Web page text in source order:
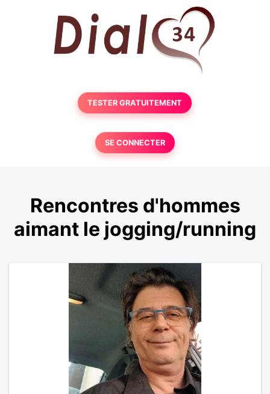
TESTER GRATUITEMENT
SE CONNECTER
Rencontres d'hommes
aimant le jogging/running